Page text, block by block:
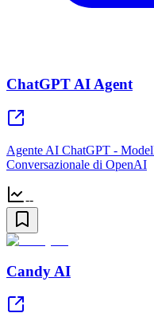
ChatGPT AI Agent
Agente AI ChatGPT -
Conversazionale di OpenAI
--
Candy AI